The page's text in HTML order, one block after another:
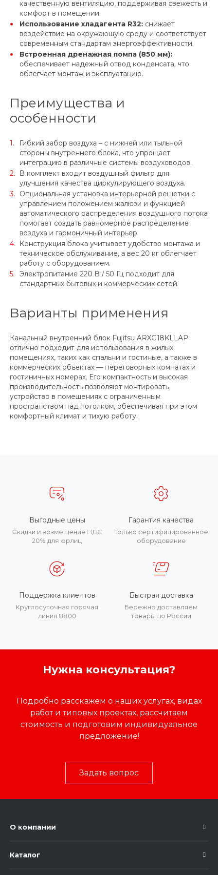
качественную вентиляцию, поддерживая свежесть и
комфорт в помещении.
Использование хладагента R32: снижает
воздействие на окружающую среду и соответствует
современным стандартам энергоэффективности.
Встроенная дренажная помпа (850 мм):
обеспечивает надежный отвод конденсата, что
облегчает монтаж и эксплуатацию.
Преимущества и
особенности
Гибкий забор воздуха – с нижней или тыльной
стороны внутреннего блока, что упрощает
интеграцию в различные системы воздуховодов.
В комплект входит воздушный фильтр для
улучшения качества циркулирующего воздуха.
Опциональная установка интерьерной решетки с
управлением положением жалюзи и функцией
автоматического распределения воздушного потока
помогает создать равномерное распределение
воздуха и гармоничный интерьер.
Конструкция блока учитывает удобство монтажа и
техническое обслуживание, а вес 20 кг облегчает
работу с оборудованием.
Электропитание 220 В / 50 Гц подходит для
стандартных бытовых и коммерческих сетей.
Варианты применения
Канальный внутренний блок Fujitsu ARXG18KLLAP
отлично подходит для использования в жилых
помещениях, таких как спальни и гостиные, а также в
коммерческих объектах — переговорных комнатах и
гостиничных номерах. Его компактность и высокая
производительность позволяют монтировать
устройство в помещениях с ограниченным
пространством над потолком, обеспечивая при этом
комфортный климат и тихую работу.
Выгодные цены
Скидки и возмещение НДС
20% для юрлиц
Гарантия качества
Только сертифицированное
оборудование
Поддержка клиентов
Круглосуточная горячая
линия 8800
Быстрая доставка
Бережно доставляем
товары по России
Нужна консультация?
Подробно расскажем о наших услугах, видах
работ и типовых проектах, рассчитаем
стоимость и подготовим индивидуальное
предложение!
Задать вопрос
О компании
Каталог